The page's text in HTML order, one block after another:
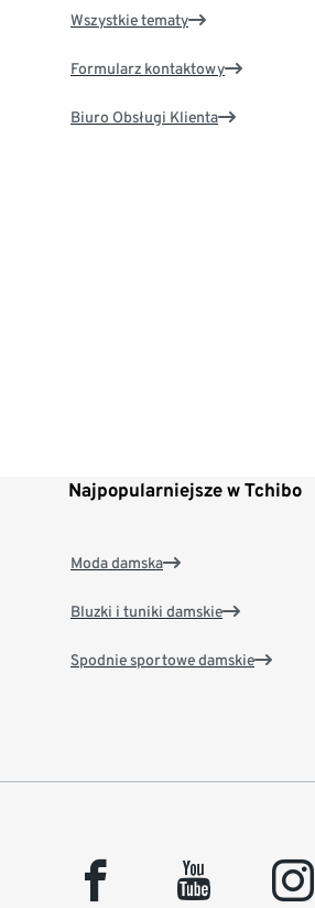
Wszystkie tematy
Formularz kontaktowy
Biuro Obsługi Klienta
Najpopularniejsze w Tchibo
Moda damska
Bluzki i tuniki damskie
Spodnie sportowe damskie
facebook youtube instagram